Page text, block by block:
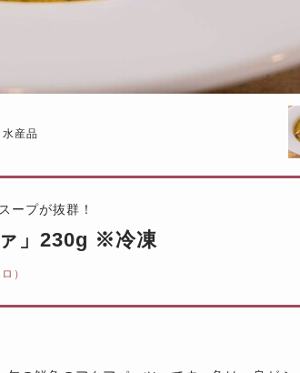
産品
ープが抜群！
」230g ※冷凍
）